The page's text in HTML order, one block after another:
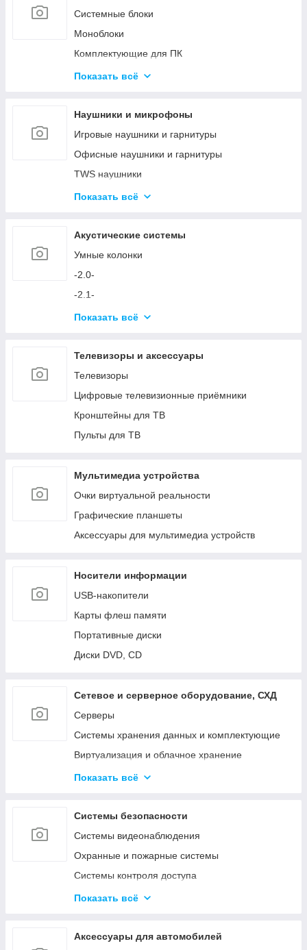
Системные блоки
Моноблоки
Комплектующие для ПК
Программное обеспечение
Вентиляторы охлаждения
Мониторы и аксессуары
Аксессуары для ПК
Устройства ввода и аксессуары
Игровые кресла
Игровые устройства
Симуляторы и аксессуары
Показать всё
Наушники и микрофоны
Игровые наушники и гарнитуры
Офисные наушники и гарнитуры
TWS наушники
Микрофоны
Показать всё
Акустические системы
Умные колонки
-2.0-
-2.1-
Акустика с технологией Bluetooth
Показать всё
Телевизоры и аксессуары
Телевизоры
Цифровые телевизионные приёмники
Кронштейны для ТВ
Пульты для ТВ
Мультимедиа устройства
Очки виртуальной реальности
Графические планшеты
Аксессуары для мультимедиа устройств
Носители информации
USB-накопители
Карты флеш памяти
Портативные диски
Диски DVD, CD
Сетевое и серверное оборудование, СХД
Cерверы
Системы хранения данных и комплектующие
Виртуализация и облачное хранение
Активное сетевое
Показать всё
Системы безопасности
Системы видеонаблюдения
Охранные и пожарные системы
Системы контроля доступа
Системы оповещения и аудиотрансляция
Показать всё
Аксессуары для автомобилей